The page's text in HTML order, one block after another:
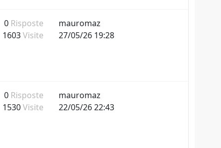
0 Risposte
1603Visite
mauromaz
27/05/26 19:28
0 Risposte
1530Visite
mauromaz
22/05/26 22:43